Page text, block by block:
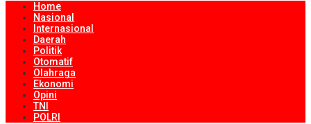
Home
Nasional
Internasional
Daerah
Politik
Otomatif
Olahraga
Ekonomi
Opini
TNI
POLRI